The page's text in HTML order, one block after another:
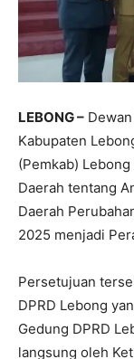
LEBONG –
Kabupaten
(Pemkab)
Daerah tentang
Daerah
2025 menjadi
Persetujuan
DPRD Lebong
Gedung DPRD
langsung oleh